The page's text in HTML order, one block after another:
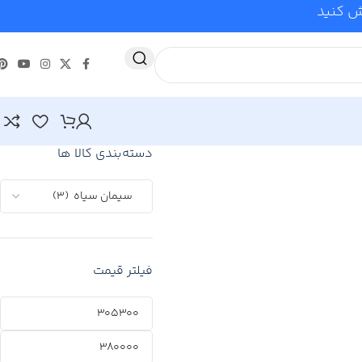
کنید
دسته‌بندی کالا ها
فیلتر قیمت